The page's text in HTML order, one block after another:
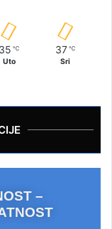
35 ℃
Uto
37 ℃
Sri
–